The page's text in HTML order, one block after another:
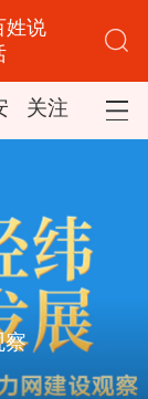
姓说
关注 司法
察现代有机